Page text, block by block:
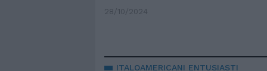
28/10/2024
ITALOAMERICANI ENTUSIASTI